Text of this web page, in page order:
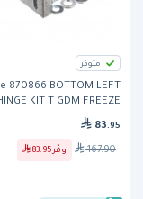
متوفر
870866 BOTTOM LEFT
KIT T GDM FREEZE
83 .95
167.90 وفّر 83.95